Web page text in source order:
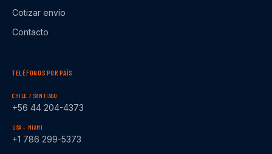
Cotizar envío
Contacto
TELÉFONOS POR PAÍS
CHILE / SANTIAGO
+56 44 204-4373
USA – MIAMI
+1 786 299-5373